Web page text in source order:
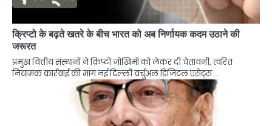
क्रिप्टो के बढ़ते खतरे के बीच भारत को अब निर्णायक कदम उठाने की
जरूरत
प्रमुख वित्तीय संस्थानों ने क्रिप्टो जोखिमों को लेकर दी चेतावनी, त्वरित
नियामक कार्रवाई की मांग नई दिल्ली वर्चुअल डिजिटल एसेट्स…